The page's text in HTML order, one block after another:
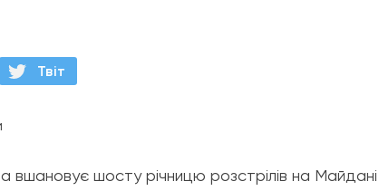
Твiт
вшановує шосту річницю розстрілів на